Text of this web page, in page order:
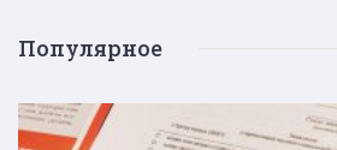
Популярное